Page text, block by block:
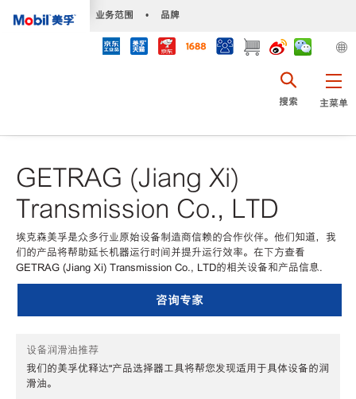
业务范围 • 品牌
主菜单
搜索
GETRAG (Jiang Xi)
Transmission Co., LTD
埃克森美孚是众多行业原始设备制造商信赖的合作伙伴。他们知道，我
们的产品将帮助延长机器运行时间并提升运行效率。在下方查看
GETRAG (Jiang Xi) Transmission Co., LTD的相关设备和产品信息.
咨询专家
设备润滑油推荐
我们的美孚优释达℠产品选择器工具将帮您发现适用于具体设备的润
滑油。